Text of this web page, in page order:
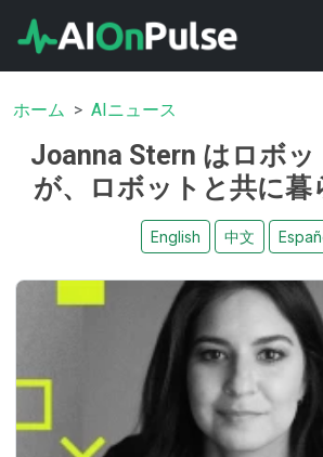
ホーム AIニュース
Joanna Stern はロボ
が、ロボットと共に暮
English 中文